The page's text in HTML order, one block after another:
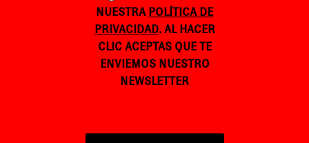
NUESTRA POLÍTICA DE
PRIVACIDAD. AL HACER
CLIC ACEPTAS QUE TE
ENVIEMOS NUESTRO
NEWSLETTER